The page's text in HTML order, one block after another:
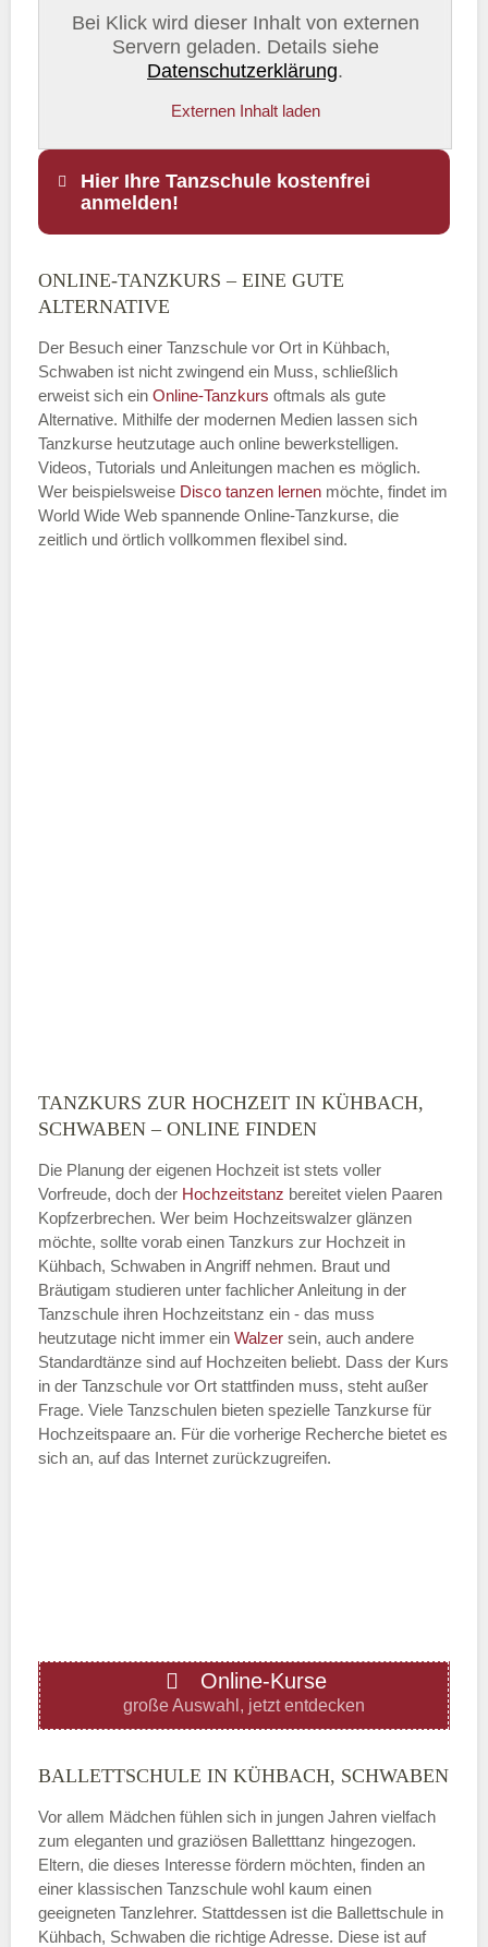
Bei Klick wird dieser Inhalt von externen
Servern geladen. Details siehe
Datenschutzerklärung.
Externen Inhalt laden
Hier Ihre Tanzschule kostenfrei
anmelden!
Name
E-Mail
Name der Tanzschule*
Montag
—
ÖFFNUNGSZEITEN HINZUFÜGEN
Dienstag
—
ÖFFNUNGSZEITEN HINZUFÜGEN
Donnerstag
—
ÖFFNUNGSZEITEN HINZUFÜGEN
Freitag
ONLINE-TANZKURS – EINE GUTE
ALTERNATIVE
Der Besuch einer Tanzschule vor Ort in Kühbach,
Schwaben ist nicht zwingend ein Muss, schließlich
erweist sich ein Online-Tanzkurs oftmals als gute
Alternative. Mithilfe der modernen Medien lassen sich
Tanzkurse heutzutage auch online bewerkstelligen.
Videos, Tutorials und Anleitungen machen es möglich.
Wer beispielsweise Disco tanzen lernen möchte, findet im
World Wide Web spannende Online-Tanzkurse, die
zeitlich und örtlich vollkommen flexibel sind.
TANZKURS ZUR HOCHZEIT IN KÜHBACH,
SCHWABEN – ONLINE FINDEN
Die Planung der eigenen Hochzeit ist stets voller
Vorfreude, doch der Hochzeitstanz bereitet vielen Paaren
Kopfzerbrechen. Wer beim Hochzeitswalzer glänzen
möchte, sollte vorab einen Tanzkurs zur Hochzeit in
Kühbach, Schwaben in Angriff nehmen. Braut und
Bräutigam studieren unter fachlicher Anleitung in der
Tanzschule ihren Hochzeitstanz ein - das muss
heutzutage nicht immer ein Walzer sein, auch andere
Standardtänze sind auf Hochzeiten beliebt. Dass der Kurs
in der Tanzschule vor Ort stattfinden muss, steht außer
Frage. Viele Tanzschulen bieten spezielle Tanzkurse für
Hochzeitspaare an. Für die vorherige Recherche bietet es
sich an, auf das Internet zurückzugreifen.
Online-Kurse
große Auswahl, jetzt entdecken
BALLETTSCHULE IN KÜHBACH, SCHWABEN
Vor allem Mädchen fühlen sich in jungen Jahren vielfach
zum eleganten und graziösen Balletttanz hingezogen.
Eltern, die dieses Interesse fördern möchten, finden an
einer klassischen Tanzschule wohl kaum einen
geeigneten Tanzlehrer. Stattdessen ist die Ballettschule in
Kühbach, Schwaben die richtige Adresse. Diese ist auf